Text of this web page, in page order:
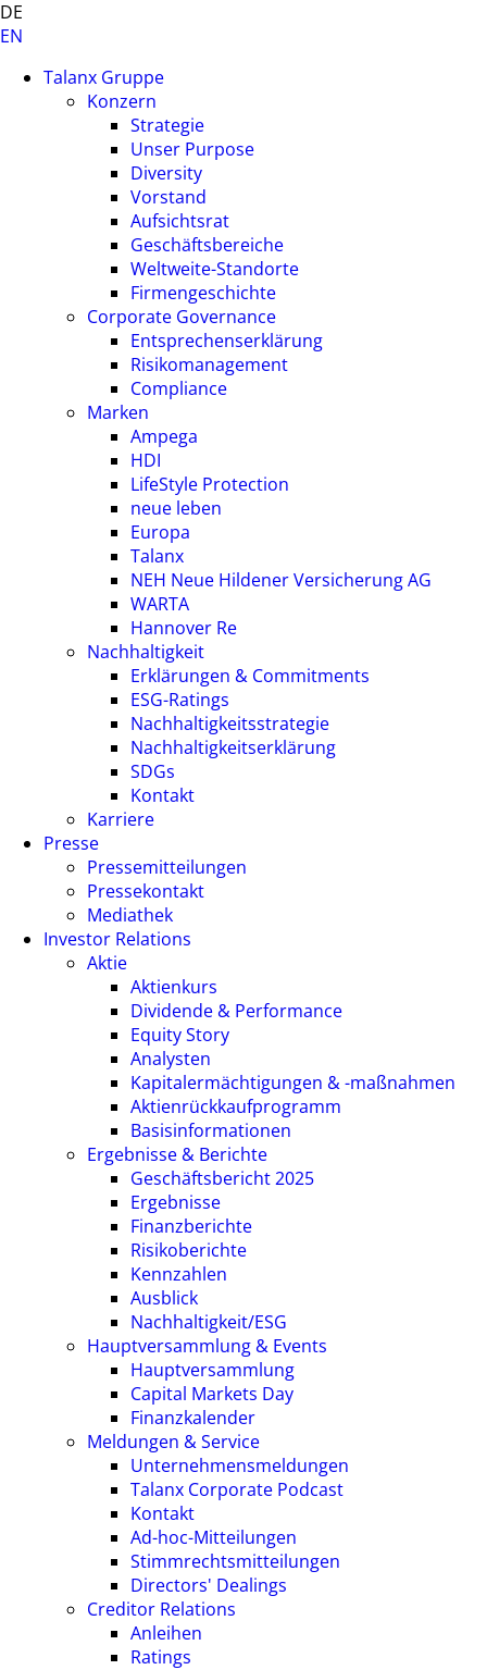
DE
EN
Talanx Gruppe
Konzern
Strategie
Unser Purpose
Diversity
Vorstand
Aufsichtsrat
Geschäftsbereiche
Weltweite-Standorte
Firmengeschichte
Corporate Governance
Entsprechenserklärung
Risikomanagement
Compliance
Marken
Ampega
HDI
LifeStyle Protection
neue leben
Europa
Talanx
NEH Neue Hildener Versicherung AG
WARTA
Hannover Re
Nachhaltigkeit
Erklärungen & Commitments
ESG-Ratings
Nachhaltigkeitsstrategie
Nachhaltigkeitserklärung
SDGs
Kontakt
Karriere
Presse
Pressemitteilungen
Pressekontakt
Mediathek
Investor Relations
Aktie
Aktienkurs
Dividende & Performance
Equity Story
Analysten
Kapitalermächtigungen & -maßnahmen
Aktienrückkaufprogramm
Basisinformationen
Ergebnisse & Berichte
Geschäftsbericht 2025
Ergebnisse
Finanzberichte
Risikoberichte
Kennzahlen
Ausblick
Nachhaltigkeit/ESG
Hauptversammlung & Events
Hauptversammlung
Capital Markets Day
Finanzkalender
Meldungen & Service
Unternehmensmeldungen
Talanx Corporate Podcast
Kontakt
Ad-hoc-Mitteilungen
Stimmrechtsmitteilungen
Directors' Dealings
Creditor Relations
Anleihen
Ratings